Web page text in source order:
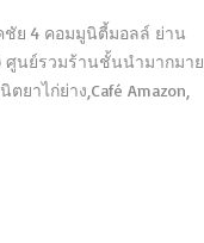
ชัย 4 คอมมูนิตี้มอลล์ ย่าน
ศูนย์รวมร้านชั้นนำมากมาย
ตยาไก่ย่าง,Café Amazon,